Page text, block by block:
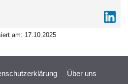
am: 17.10.2025
Über uns